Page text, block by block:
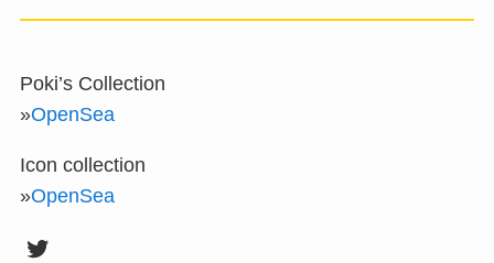
Poki’s Collection
»OpenSea
Icon collection
»OpenSea
Twitter